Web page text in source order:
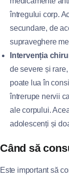
întregului corp.
secundare, de
supraveghere
Intervenția
de severe și
poate lua în
întrerupe nervii
ale corpului.
adolescenți și
Când să
Este important să